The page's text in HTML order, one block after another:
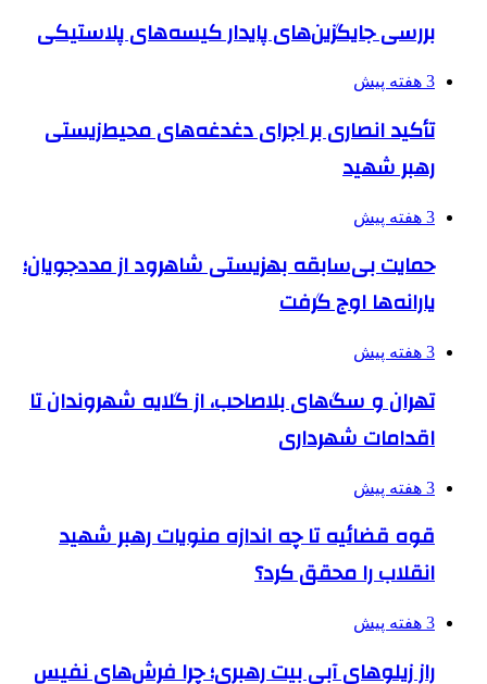
بررسی جایگزین‌های پایدار کیسه‌های پلاستیکی
3 هفته پیش
تأکید انصاری بر اجرای دغدغه‌های محیط‌زیستی
رهبر شهید
3 هفته پیش
حمایت بی‌سابقه بهزیستی شاهرود از مددجویان؛
یارانه‌ها اوج گرفت
3 هفته پیش
تهران و سگ‌های بلاصاحب، از گلایه شهروندان تا
اقدامات شهرداری
3 هفته پیش
قوه قضائیه تا چه اندازه منویات رهبر شهید
انقلاب را محقق کرد؟
3 هفته پیش
راز زیلوهای آبی بیت رهبری؛ چرا فرش‌های نفیس